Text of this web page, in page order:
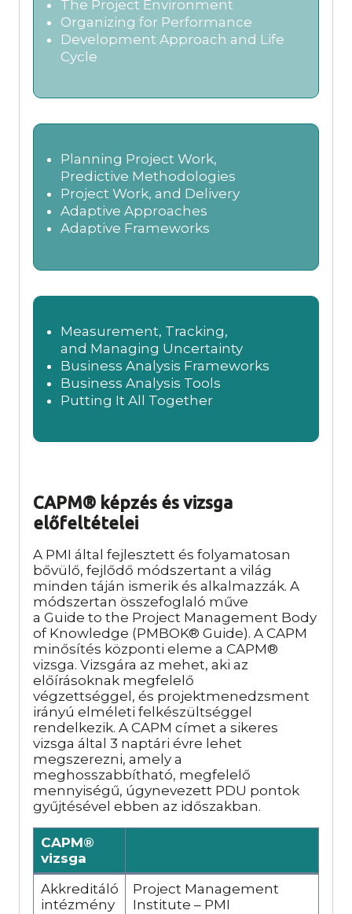
The Project Environment
Organizing for Performance
Development Approach and Life
Cycle
Planning Project Work,
Predictive Methodologies
Project Work, and Delivery
Adaptive Approaches
Adaptive Frameworks
Measurement, Tracking,
and Managing Uncertainty
Business Analysis Frameworks
Business Analysis Tools
Putting ​It All Together
CAPM® képzés és vizsga
előfeltételei
A PMI által fejlesztett és folyamatosan
bővülő, fejlődő módszertant a világ
minden táján ismerik és alkalmazzák. A
módszertan összefoglaló műve
a Guide to the Project Management Body
of Knowledge (PMBOK® Guide). A CAPM
minősítés központi eleme a CAPM®
vizsga. Vizsgára az mehet, aki az
előírásoknak megfelelő
végzettséggel, és projektmenedzsment
irányú elméleti felkészültséggel
rendelkezik. A CAPM címet a sikeres
vizsga által 3 naptári évre lehet
megszerezni, amely a
meghosszabbítható, megfelelő
mennyiségű, úgynevezett PDU pontok
gyűjtésével ebben az időszakban.
CAPM®
vizsga
Akkreditáló
intézmény
Project Management
Institute – PMI